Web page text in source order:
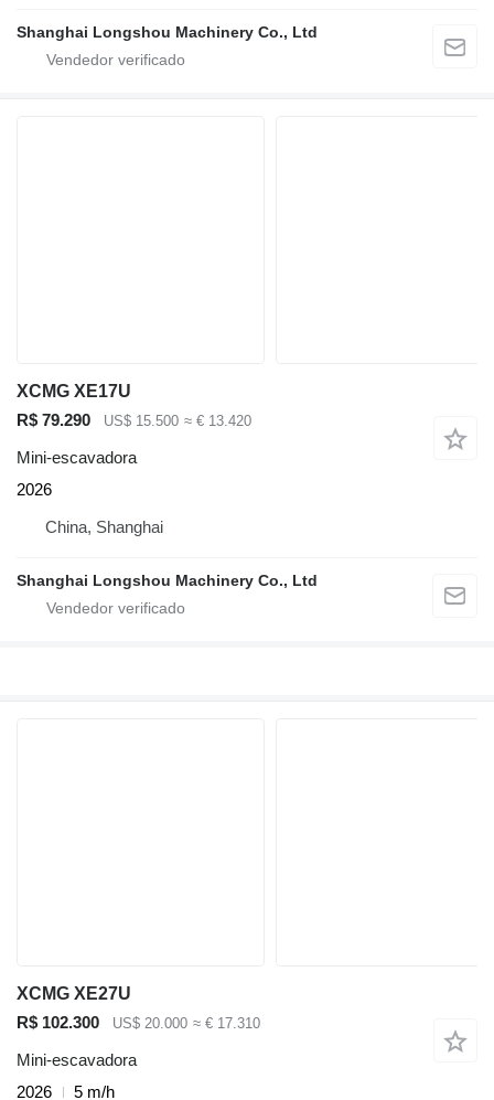
Shanghai Longshou Machinery Co., Ltd
XCMG XE17U
R$ 79.290
US$ 15.500 ≈ € 13.420
Mini-escavadora
2026
China, Shanghai
Shanghai Longshou Machinery Co., Ltd
XCMG XE27U
R$ 102.300
US$ 20.000 ≈ € 17.310
Mini-escavadora
2026
5 m/h